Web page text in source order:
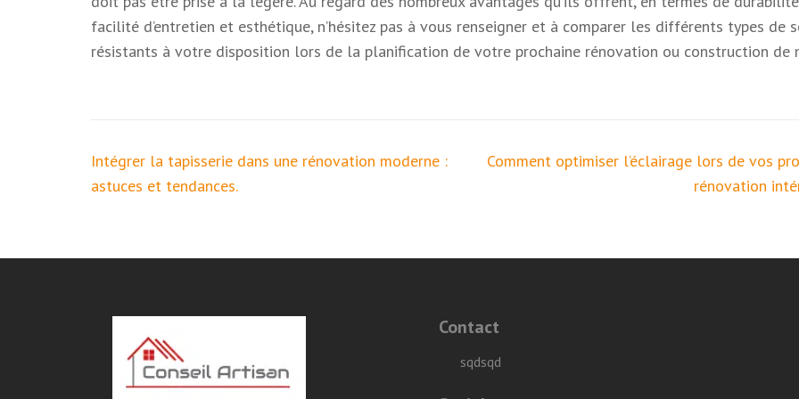
facilité d’entretien et esthétique, n’hésitez pas à vous renseigner et à comparer les différents types de
résistants à votre disposition lors de la planification de votre prochaine rénovation ou construction de
Navigation
de
Intégrer la tapisserie dans une rénovation moderne :
astuces et tendances.
Comment optimiser l’éclairage lors de vos
rénovation
Contact
sqdsqd